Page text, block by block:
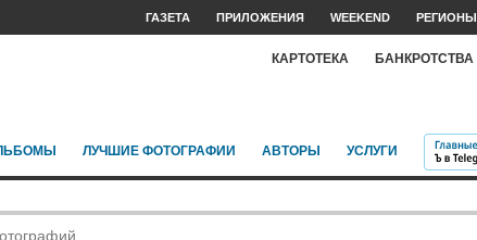
ГАЗЕТА ПРИЛОЖЕНИЯ WEEKEND РЕГИОНЫ
КАРТОТЕКА БАНКРОТСТВА
ЛУЧШИЕ ФОТОГРАФИИ АВТОРЫ УСЛУГИ